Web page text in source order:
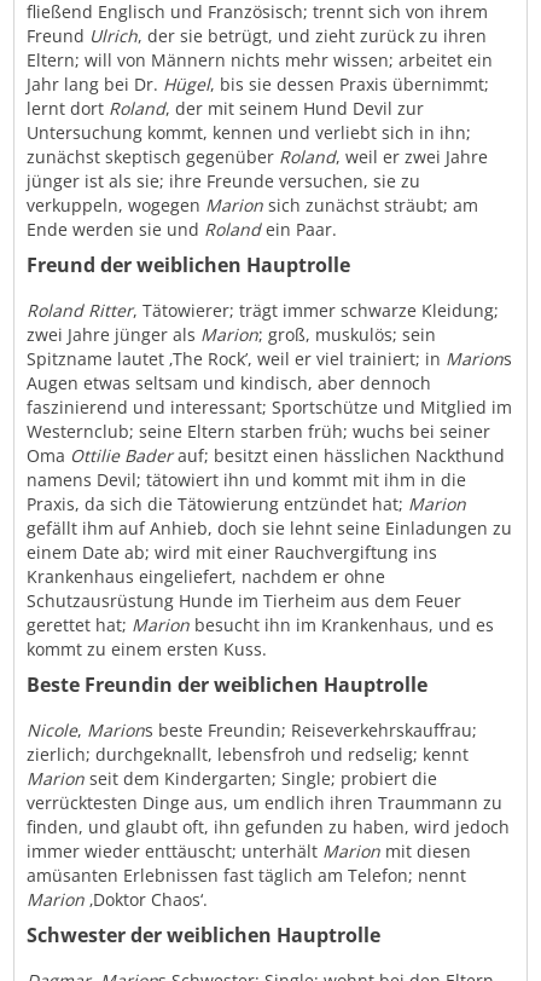
fließend Englisch und Französisch; trennt sich von ihrem
Freund Ulrich, der sie betrügt, und zieht zurück zu ihren
Eltern; will von Männern nichts mehr wissen; arbeitet ein
Jahr lang bei Dr. Hügel, bis sie dessen Praxis übernimmt;
lernt dort Roland, der mit seinem Hund Devil zur
Untersuchung kommt, kennen und verliebt sich in ihn;
zunächst skeptisch gegenüber Roland, weil er zwei Jahre
jünger ist als sie; ihre Freunde versuchen, sie zu
verkuppeln, wogegen Marion sich zunächst sträubt; am
Ende werden sie und Rolandein Paar.
Freund der weiblichen Hauptrolle
Roland Ritter, Tätowierer; trägt immer schwarze Kleidung;
zwei Jahre jünger als Marion; groß, muskulös; sein
Spitzname lautet ‚The Rock’, weil er viel trainiert; in Marions
Augen etwas seltsam und kindisch, aber dennoch
faszinierend und interessant; Sportschütze und Mitglied im
Westernclub; seine Eltern starben früh; wuchs bei seiner
Oma Ottilie Baderauf; besitzt einen hässlichen Nackthund
namens Devil; tätowiert ihn und kommt mit ihm in die
Praxis, da sich die Tätowierung entzündet hat; Marion
gefällt ihm auf Anhieb, doch sie lehnt seine Einladungen zu
einem Date ab; wird mit einer Rauchvergiftung ins
Krankenhaus eingeliefert, nachdem er ohne
Schutzausrüstung Hunde im Tierheim aus dem Feuer
gerettet hat; Marion besucht ihn im Krankenhaus, und es
kommt zu einem ersten Kuss.
Beste Freundin der weiblichen Hauptrolle
Nicole, Marions beste Freundin; Reiseverkehrskauffrau;
zierlich; durchgeknallt, lebensfroh und redselig; kennt
Marion seit dem Kindergarten; Single; probiert die
verrücktesten Dinge aus, um endlich ihren Traummann zu
finden, und glaubt oft, ihn gefunden zu haben, wird jedoch
immer wieder enttäuscht; unterhält Marion mit diesen
amüsanten Erlebnissen fast täglich am Telefon; nennt
Marion ‚Doktor Chaos‘.
Schwester der weiblichen Hauptrolle